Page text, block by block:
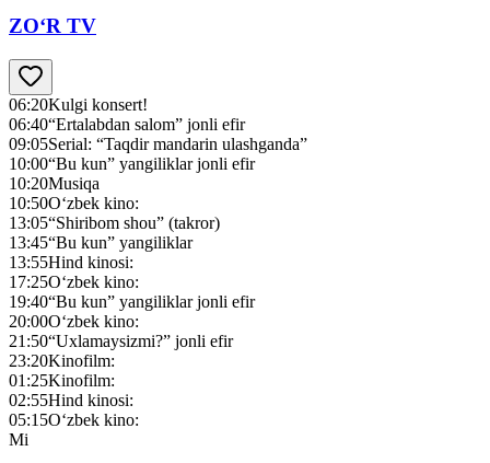
ZO‘R TV
06:20Kulgi konsert!
06:40“Ertalabdan salom” jonli efir
09:05Serial: “Taqdir mandarin ulashganda”
10:00“Bu kun” yangiliklar jonli efir
10:20Musiqa
10:50O‘zbek kino:
13:05“Shiribom shou” (takror)
13:45“Bu kun” yangiliklar
13:55Hind kinosi:
17:25O‘zbek kino:
19:40“Bu kun” yangiliklar jonli efir
20:00O‘zbek kino:
21:50“Uxlamaysizmi?” jonli efir
23:20Kinofilm:
01:25Kinofilm:
02:55Hind kinosi:
05:15O‘zbek kino:
Mi